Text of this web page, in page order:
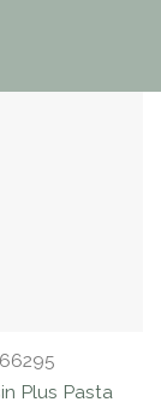
Plus Pasta